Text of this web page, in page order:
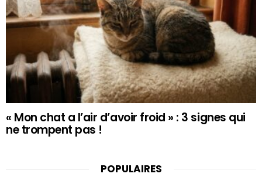
« Mon chat a l’air d’avoir froid » : 3 signes qui
ne trompent pas !
POPULAIRES